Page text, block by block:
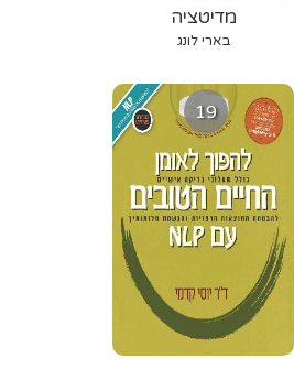
מדיטציה
בארי לונג
19